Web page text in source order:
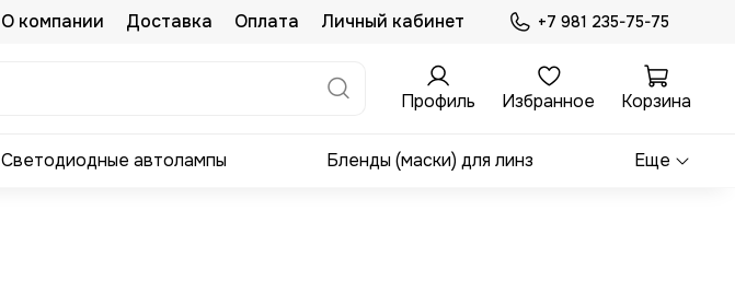
О компании Доставка Оплата Личный кабинет +7 981 235-75-75
Профиль Избранное Корзина
Светодиодные автолампы Бленды (маски) для линз Еще